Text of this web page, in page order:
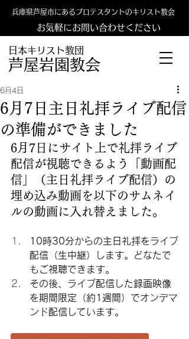
日本キリスト教団
​​芦屋岩園教会
兵庫県芦屋市にあるプロテスタントのキリスト教会
お気軽にお問い合わせください
6月7日主日礼拝ライブ配信
の準備ができました
6月4日
6月7日にサイト上で礼拝ライブ
配信が視聴できるよう「動画配
信」（主日礼拝ライブ配信）の
埋め込み動画を以下のサムネイ
ルの動画に入れ替えました。
10時30分からの主日礼拝をライブ
配信（生中継）します。どなたで
もご視聴できます。
その後、ライブ配信した録画映像
を期間限定（約1週間）でオンデマ
ンド配信しています。